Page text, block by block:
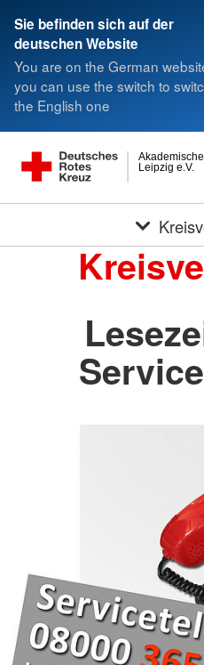
Sie befinden sich auf der
deutschen Website
You are on the German
you can use the switch to
the English one
Leipzig e.V.